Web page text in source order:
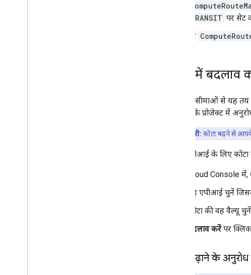
TRANSIT पर सेट
हर
कोटा में बदलाव
कोटा की सीमाओं से यह
जब आपके प्रोजेक्ट में
अहम जानकारी: कोटा बढ़ने से
अपने एपीआई के लिए
Cloud Console में,
वह एपीआई चुनें
कोटा की वह वैल्यू
बदलाव करेंपर
कोटा बढ़ाने के